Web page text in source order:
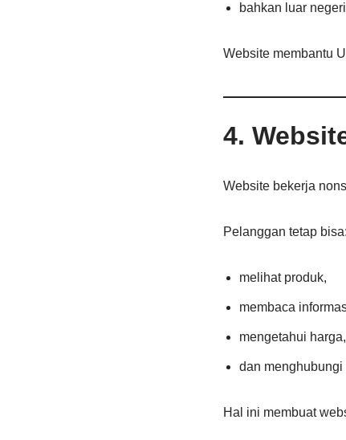
bahkan luar
Website membantu
4.
Website bekerja
Pelanggan tetap bisa:
melihat produk,
membaca
mengetahui harga,
dan
Hal ini membuat